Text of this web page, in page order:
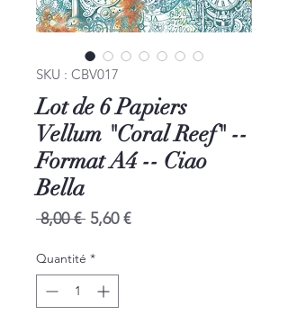
SKU : CBV017
Lot de 6 Papiers
Vellum "Coral Reef" --
Format A4 -- Ciao
Bella
8,00 € Prix
5,60 €Prix
Quantité *